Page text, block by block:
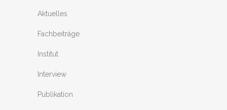
Aktuelles
Fachbeiträge
Institut
Interview
Publikation